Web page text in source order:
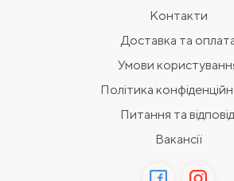
Контакти
Доставка та
Умови
Політика
Питання та
Вакансії